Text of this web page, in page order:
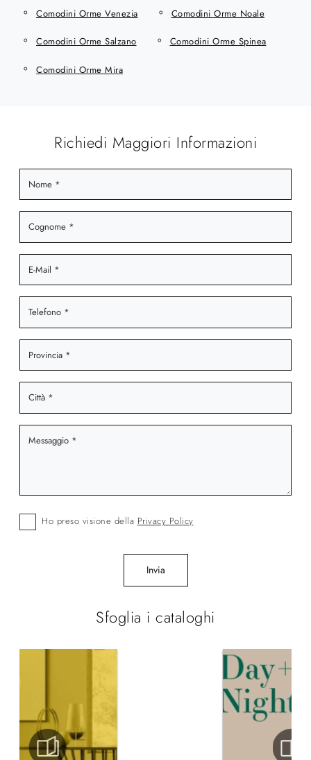
Comodini Orme Venezia Comodini Orme Noale
Comodini Orme Salzano Comodini Orme Spinea
Comodini Orme Mira
Sfoglia i cataloghi
Richiedi Maggiori Informazioni
Ho preso visione della Privacy Policy
Invia